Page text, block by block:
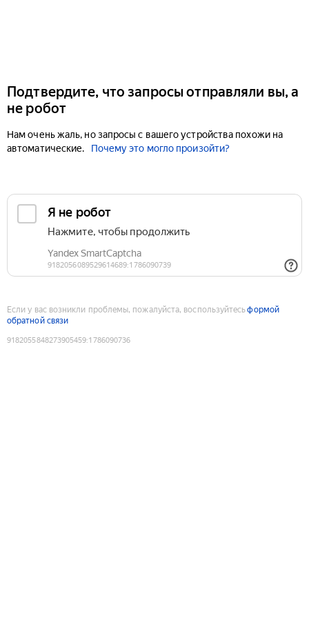
Подтвердите, что запросы отправляли вы, а
не робот
Нам очень жаль, но запросы с вашего устройства похожи на
автоматические.
Почему это могло произойти?
Если у вас возникли проблемы, пожалуйста, воспользуйтесьформой
обратной связи
9182055848273905459:1786090736